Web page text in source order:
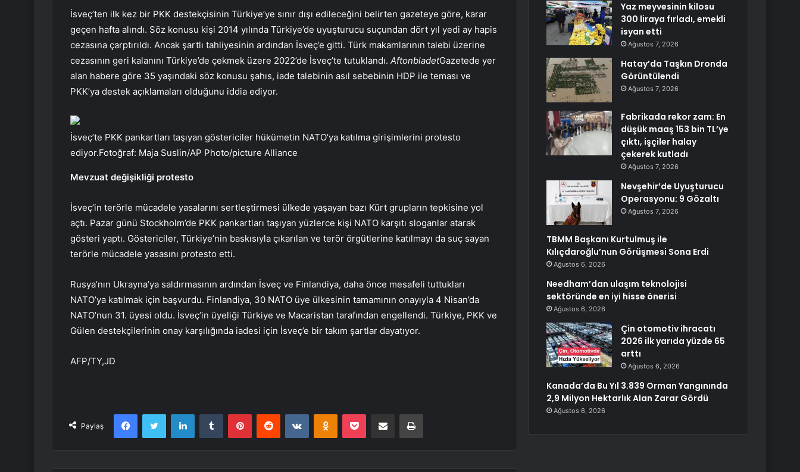
İsveç’ten ilk kez bir PKK destekçisinin Türkiye’ye sınır dışı edileceğini belirten gazeteye göre, karar
geçen hafta alındı. Söz konusu kişi 2014 yılında Türkiye’de uyuşturucu suçundan dört yıl yedi ay hapis
cezasına çarptırıldı. Ancak şartlı tahliyesinin ardından İsveç’e gitti. Türk makamlarının talebi üzerine
cezasının geri kalanını Türkiye’de çekmek üzere 2022’de İsveç’te tutuklandı. AftonbladetGazetede yer
alan habere göre 35 yaşındaki söz konusu şahıs, iade talebinin asıl sebebinin HDP ile teması ve
PKK’ya destek açıklamaları olduğunu iddia ediyor.
İsveç’te PKK pankartları taşıyan göstericiler hükümetin NATO’ya katılma girişimlerini protesto
ediyor.Fotoğraf: Maja Suslin/AP Photo/picture Alliance
Mevzuat değişikliği protesto
İsveç’in terörle mücadele yasalarını sertleştirmesi ülkede yaşayan bazı Kürt grupların tepkisine yol
açtı. Pazar günü Stockholm’de PKK pankartları taşıyan yüzlerce kişi NATO karşıtı sloganlar atarak
gösteri yaptı. Göstericiler, Türkiye’nin baskısıyla çıkarılan ve terör örgütlerine katılmayı da suç sayan
terörle mücadele yasasını protesto etti.
Rusya’nın Ukrayna’ya saldırmasının ardından İsveç ve Finlandiya, daha önce mesafeli tuttukları
NATO’ya katılmak için başvurdu. Finlandiya, 30 NATO üye ülkesinin tamamının onayıyla 4 Nisan’da
NATO’nun 31. üyesi oldu. İsveç’in üyeliği Türkiye ve Macaristan tarafından engellendi. Türkiye, PKK ve
Gülen destekçilerinin onay karşılığında iadesi için İsveç’e bir takım şartlar dayatıyor.
AFP/TY,JD
Paylaş
FacebookTwitter LinkedInTumblr PinterestReddit VKontakteOdnoklassniki
Pocket E-Posta ile paylaş Yazdır
Yaz meyvesinin kilosu
300 liraya fırladı, emekli
isyan etti
Ağustos 7, 2026
Hatay’da Taşkın Dronda
Görüntülendi
Ağustos 7, 2026
Fabrikada rekor zam: En
düşük maaş 153 bin TL’ye
çıktı, işçiler halay
çekerek kutladı
Ağustos 7, 2026
Nevşehir’de Uyuşturucu
Operasyonu: 9 Gözaltı
Ağustos 7, 2026
TBMM Başkanı Kurtulmuş ile
Kılıçdaroğlu’nun Görüşmesi Sona Erdi
Ağustos 6, 2026
Needham’dan ulaşım teknolojisi
sektöründe en iyi hisse önerisi
Ağustos 6, 2026
Çin otomotiv ihracatı
2026 ilk yarıda yüzde 65
arttı
Ağustos 6, 2026
Kanada’da Bu Yıl 3.839 Orman Yangınında
2,9 Milyon Hektarlık Alan Zarar Gördü
Ağustos 6, 2026